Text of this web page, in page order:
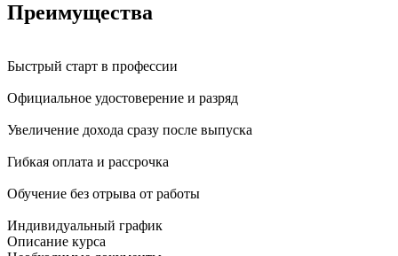
Преимущества
Быстрый старт в профессии
Официальное удостоверение и разряд
Увеличение дохода сразу после выпуска
Гибкая оплата и рассрочка
Обучение без отрыва от работы
Индивидуальный график
Описание курса